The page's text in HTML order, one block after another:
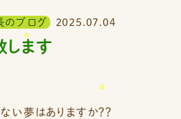
のブログ 2025.07.04
します
い夢はありますか？？